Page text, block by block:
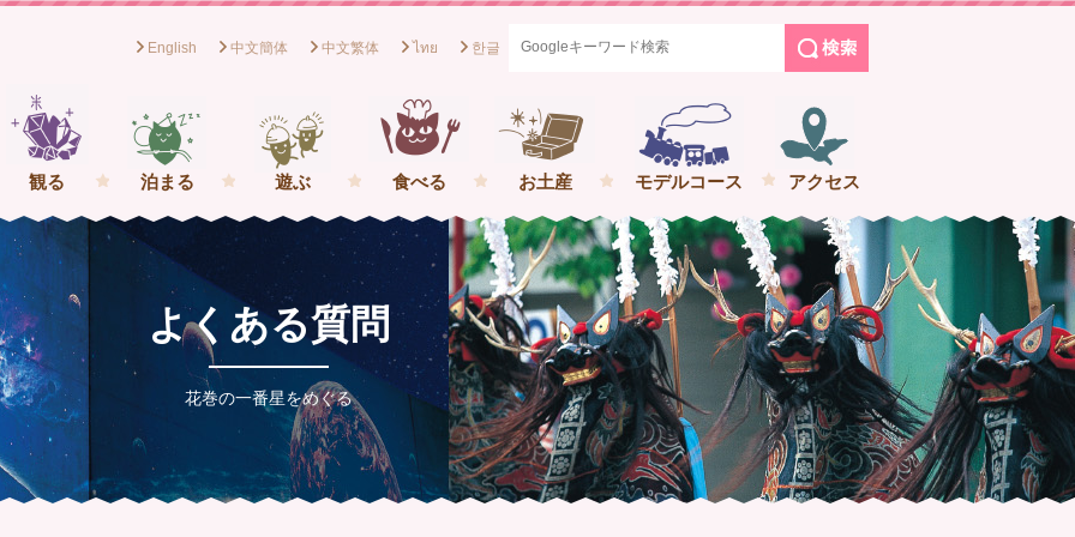
社団法人花巻観光協会[岩手県花巻市] イーハトーブの一番星をめぐる花巻の旅
English 中文簡体 中文繁体 ไทย 한글
観る 泊まる 遊ぶ 食べる お土産 モデルコース アクセス
よくある質問
花巻の一番星をめぐる